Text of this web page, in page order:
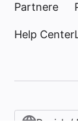
Partnere
Help Center
Danish /